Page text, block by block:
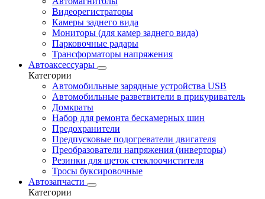
Видеорегистраторы
Камеры заднего вида
Мониторы (для камер заднего вида)
Парковочные радары
Трансформаторы напряжения
Автоаксессуары
Категории
Автомобильные зарядные устройства USB
Автомобильные разветвители в прикуриватель
Домкраты
Набор для ремонта бескамерных шин
Предохранители
Предпусковые подогреватели двигателя
Преобразователи напряжения (инверторы)
Резинки для щеток стеклоочистителя
Тросы буксировочные
Автозапчасти
Категории